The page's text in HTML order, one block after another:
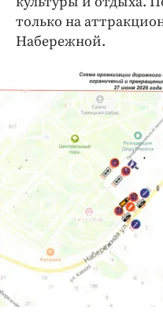
только на
Набережной.